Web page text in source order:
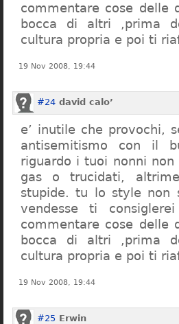
commentare cose delle
bocca di altri ,prima
cultura propria e poi ti
19 Nov 2008, 19:44
#24 david calo’
e’ inutile che provochi,
antisemitismo con il
riguardo i tuoi nonni
gas o trucidati,
stupide. tu lo style non
vendesse ti
commentare cose delle
bocca di altri ,prima
cultura propria e poi ti
19 Nov 2008, 19:44
#25 Erwin